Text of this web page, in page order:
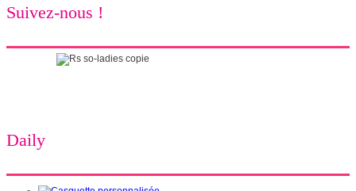
Suivez-nous !
Daily